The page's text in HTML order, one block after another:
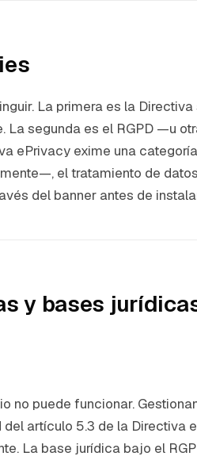
La primera es la
La segunda es el RGPD —u
ePrivacy exime una
el tratamiento de
del banner antes de
y bases
puede funcionar.
artículo 5.3 de la
La base jurídica bajo el